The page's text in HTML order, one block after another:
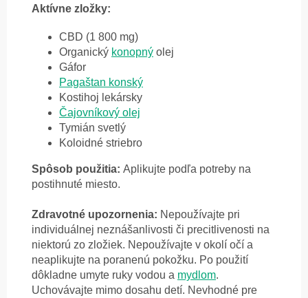
Aktívne zložky:
CBD (1 800 mg)
Organický konopný olej
Gáfor
Pagaštan konský
Kostihoj lekársky
Čajovníkový olej
Tymián svetlý
Koloidné striebro
Spôsob použitia: Aplikujte podľa potreby na
postihnuté miesto.
Zdravotné upozornenia: Nepoužívajte pri
individuálnej neznášanlivosti či precitlivenosti na
niektorú zo zložiek. Nepoužívajte v okolí očí a
neaplikujte na poranenú pokožku. Po použití
dôkladne umyte ruky vodou a mydlom.
Uchovávajte mimo dosahu detí. Nevhodné pre